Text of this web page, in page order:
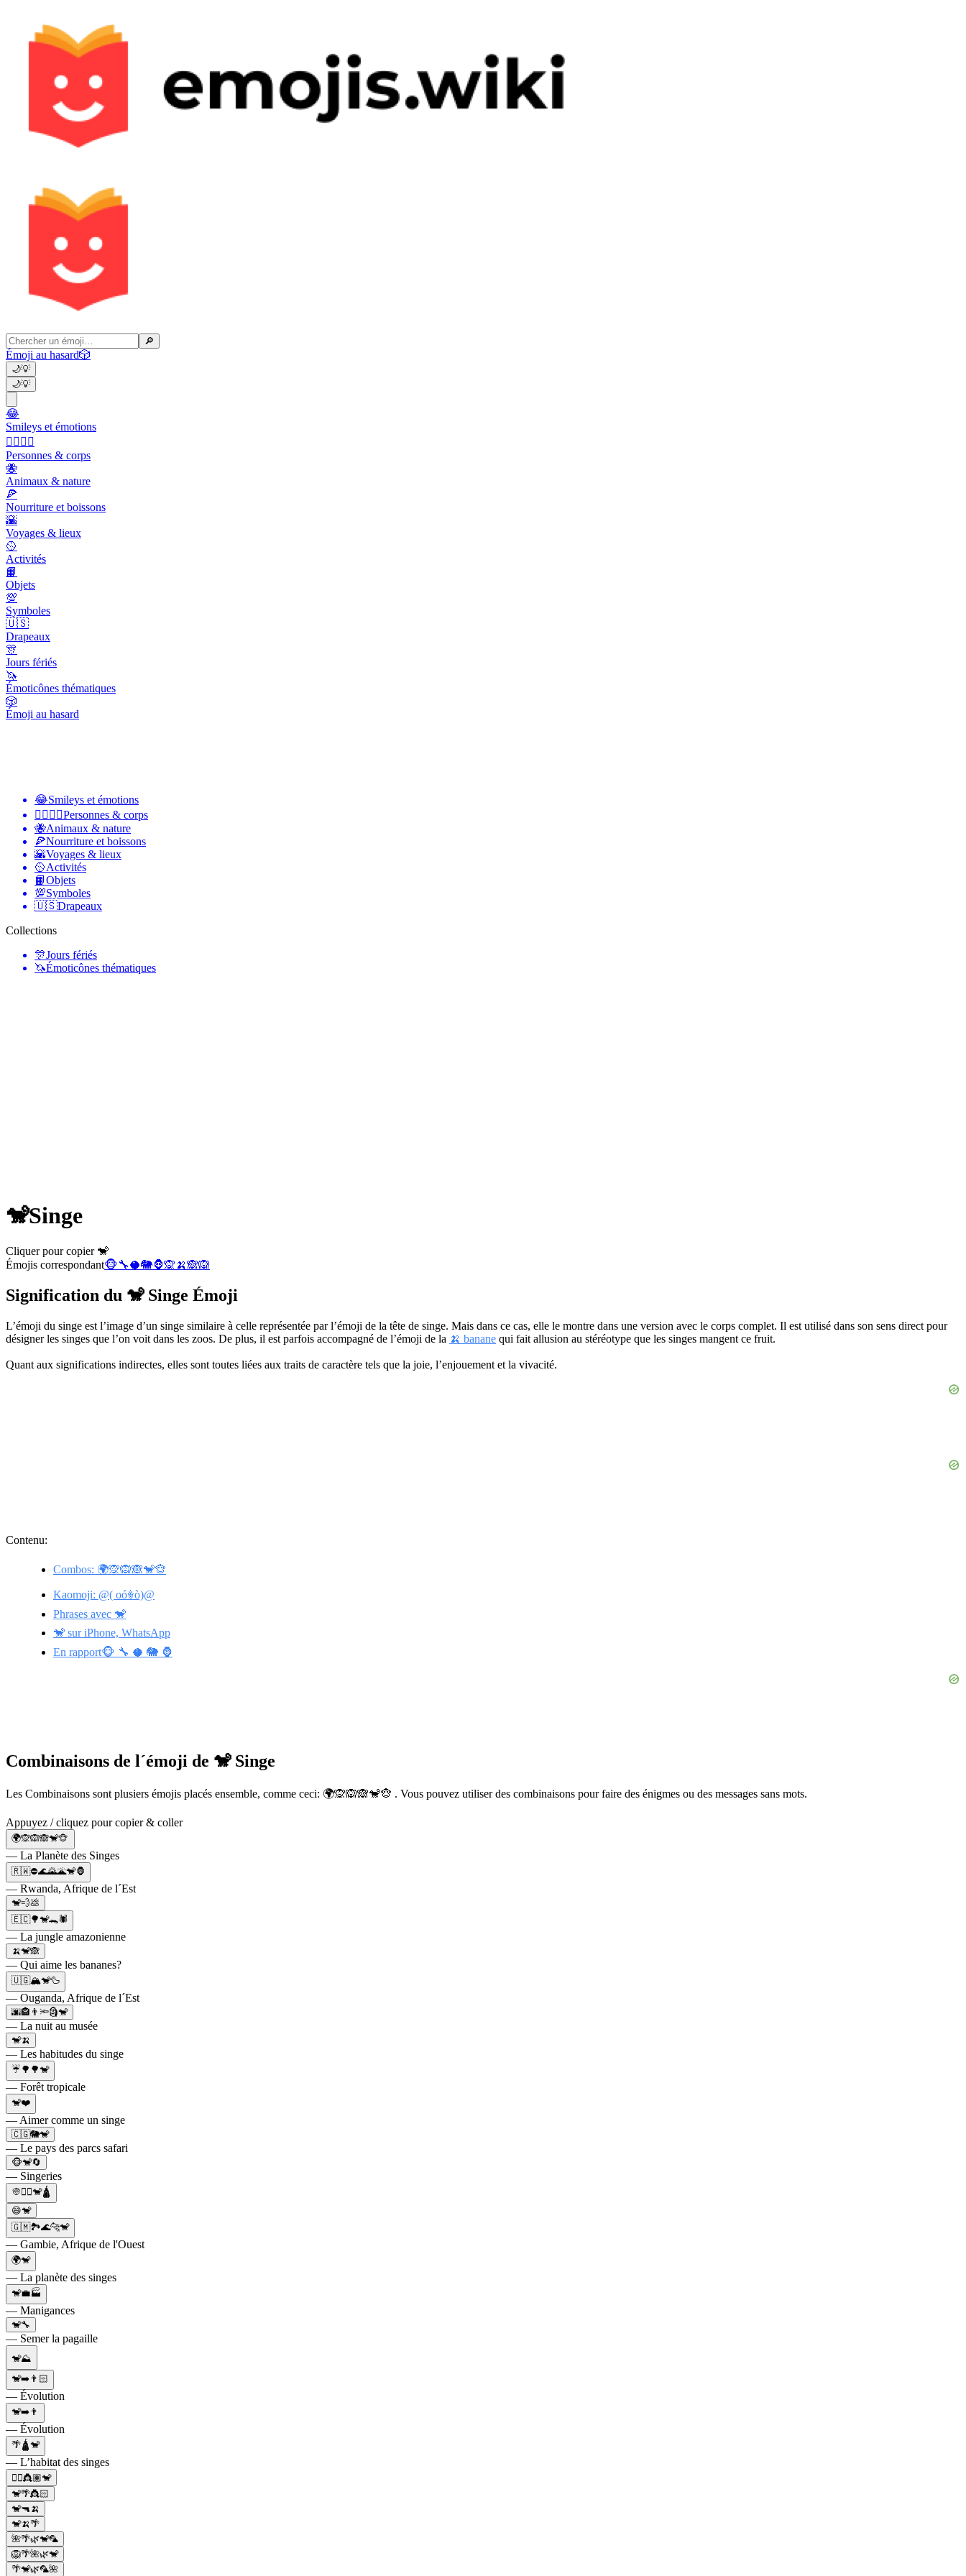
🔎
Émoji au hasard🎲
🌙💡
🌙💡
😂
Smileys et émotions
👩‍❤️‍💋‍👨
Personnes & corps
🐝
Animaux & nature
🍕
Nourriture et boissons
🌇
Voyages & lieux
🥎
Activités
📙
Objets
💯
Symboles
🇺🇸
Drapeaux
🎊
Jours fériés
🦄
Émoticônes thématiques
🎲
Émoji au hasard
😂Smileys et émotions
👩‍❤️‍💋‍👨Personnes & corps
🐝Animaux & nature
🍕Nourriture et boissons
🌇Voyages & lieux
🥎Activités
📙Objets
💯Symboles
🇺🇸Drapeaux
Collections
🎊Jours fériés
🦄Émoticônes thématiques
🐒Singe
Cliquer pour copier 🐒
Émojis correspondant🐵🔧🥥🐘🦍🙊 🍌🙈🙉
Signification du 🐒 Singe Émoji
L’émoji du singe est l’image d’un singe similaire à celle représentée par l’émoji de la tête de singe. Mais dans ce cas, elle le montre dans une version avec le corps complet. Il est utilisé dans son sens direct pour
désigner les singes que l’on voit dans les zoos. De plus, il est parfois accompagné de l’émoji de la 🍌 banane qui fait allusion au stéréotype que les singes mangent ce fruit.
Quant aux significations indirectes, elles sont toutes liées aux traits de caractère tels que la joie, l’enjouement et la vivacité.
Contenu:
Combos: 🌍🙊🙉🙈🐒🐵
Kaomoji: @( oóꎴò)@
Phrases avec 🐒
🐒 sur iPhone, WhatsApp
En rapport🐵 🔧 🥥 🐘 🦍
Combinaisons de l´émoji de 🐒 Singe
Les Combinaisons sont plusiers émojis placés ensemble, comme ceci: 🌍🙊🙉🙈🐒🐵 . Vous pouvez utiliser des combinaisons pour faire des énigmes ou des messages sans mots.
Appuyez / cliquez pour copier & coller
🌍🙊🙉🙈🐒🐵
— La Planète des Singes
🇷🇼⛔🌊🌄🌋🐒🦍
— Rwanda, Afrique de l´Est
🐒💨💩
🇪🇨🌳🐒🐊🕷️
— La jungle amazonienne
🍌🐒🙈
— Qui aime les bananes?
🇺🇬🏔️🐒🦆
— Ouganda, Afrique de l´Est
🌆🏤👨🔦🗿🐒
— La nuit au musée
🐒🍌
— Les habitudes du singe
☔️🌳🌳🐒
— Forêt tropicale
🐒❤️
— Aimer comme un singe
🇨🇬🐘🐒
— Le pays des parcs safari
🐵🐒🔄
— Singeries
👳🧞‍♂🐒🛕
😄🐒
🇬🇲🏞️🌊🐆🐒
— Gambie, Afrique de l'Ouest
🌍🐒
— La planète des singes
🐒💼🏭
— Manigances
🐒🔧
— Semer la pagaille
🐒⛰️
🐒➡️👨🏻
— Évolution
🐒➡️👨
— Évolution
🌴🛕🐒
— L’habitat des singes
🧞‍♂️👸🏽🐒
🐒🌴👸🏻
🐒🔫🍌
🐒🍌🌴
🌺🌴🌿🐒🦜
🦁🌴🌺🌿🐒
🌴🐒🌿🦜🌺